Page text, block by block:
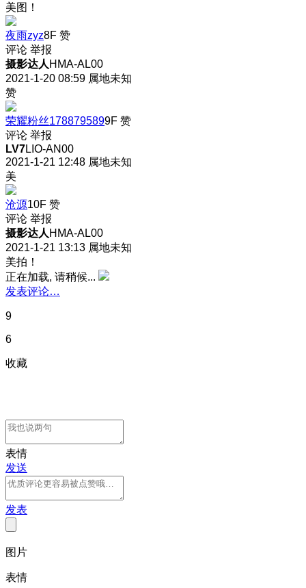
美图！
夜雨zyz8F 赞
评论 举报
摄影达人 HMA-AL00
2021-1-20 08:59 属地未知
赞
荣耀粉丝1788795899F 赞
评论 举报
LV7LIO-AN00
2021-1-21 12:48 属地未知
美
沧源10F 赞
评论 举报
摄影达人 HMA-AL00
2021-1-21 13:13 属地未知
美拍！
正在加载, 请稍候...
发表评论…
9
6
收藏
表情
发送
发表
图片
表情